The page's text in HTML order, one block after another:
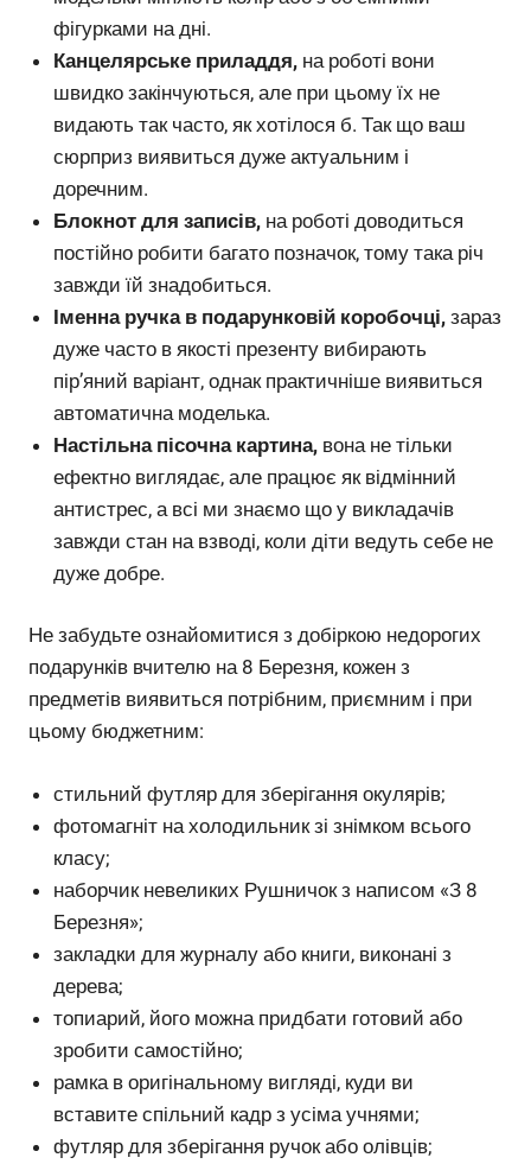
фігурками на дні.
Канцелярське приладдя, на роботі вони
швидко закінчуються, але при цьому їх не
видають так часто, як хотілося б. Так що ваш
сюрприз виявиться дуже актуальним і
доречним.
Блокнот для записів, на роботі доводиться
постійно робити багато позначок, тому така річ
завжди їй знадобиться.
Іменна ручка в подарунковій коробочці, зараз
дуже часто в якості презенту вибирають
пір’яний варіант, однак практичніше виявиться
автоматична моделька.
Настільна пісочна картина, вона не тільки
ефектно виглядає, але працює як відмінний
антистрес, а всі ми знаємо що у викладачів
завжди стан на взводі, коли діти ведуть себе не
дуже добре.
Не забудьте ознайомитися з добіркою недорогих
подарунків вчителю на 8 Березня, кожен з
предметів виявиться потрібним, приємним і при
цьому бюджетним:
стильний футляр для зберігання окулярів;
фотомагніт на холодильник зі знімком всього
класу;
наборчик невеликих Рушничок з написом «З 8
Березня»;
закладки для журналу або книги, виконані з
дерева;
топиарий, його можна придбати готовий або
зробити самостійно;
рамка в оригінальному вигляді, куди ви
вставите спільний кадр з усіма учнями;
футляр для зберігання ручок або олівців;